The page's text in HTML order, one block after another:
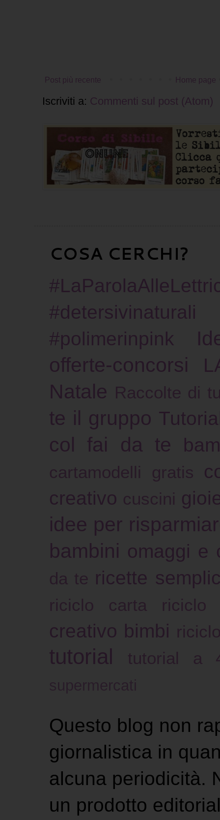
Post più recente Home page
Iscriviti a: Commenti sul post (Atom)
COSA CERCHI?
#detersivinaturali
#polimerinpink
offerte-concorsi
Natale Raccolte di
te il gruppo
col fai da te
cartamodelli gratis
creativo cuscini
idee per
bambini omaggi e
da te ricette
riciclo carta riciclo
creativo bimbi
tutorial tutorial a
Questo blog non
giornalistica in
alcuna periodicità.
un prodotto